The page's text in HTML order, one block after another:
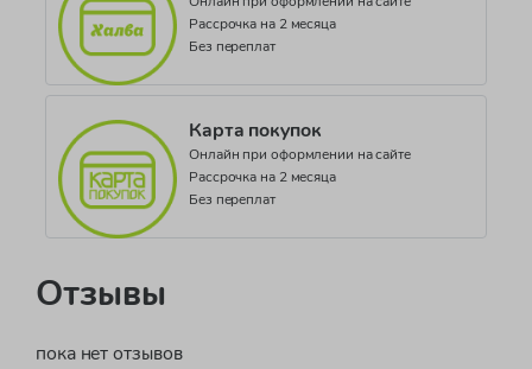
Рассрочка на 2 месяца
Без переплат
Карта покупок
Онлайн при оформлении на сайте
Рассрочка на 2 месяца
Без переплат
Отзывы
пока нет отзывов